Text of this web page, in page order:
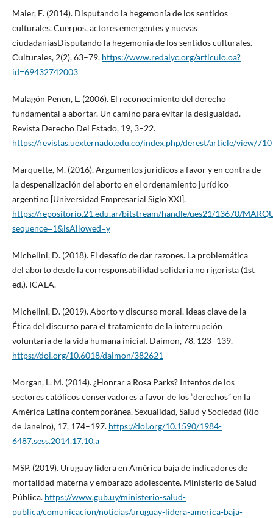
Maier, E. (2014). Disputando la hegemonía de los sentidos
culturales. Cuerpos, actores emergentes y nuevas
ciudadaníasDisputando la hegemonía de los sentidos culturales.
Culturales, 2(2), 63–79. https://www.redalyc.org/articulo.oa?
id=69432742003
Malagón Penen, L. (2006). El reconocimiento del derecho
fundamental a abortar. Un camino para evitar la desigualdad.
Revista Derecho Del Estado, 19, 3–22.
https://revistas.uexternado.edu.co/index.php/derest/article/view/710
Marquette, M. (2016). Argumentos jurídicos a favor y en contra de
la despenalización del aborto en el ordenamiento jurídico
argentino [Universidad Empresarial Siglo XXI].
https://repositorio.21.edu.ar/bitstream/handle/ues21/13670/
sequence=1&isAllowed=y
Michelini, D. (2018). El desafío de dar razones. La problemática
del aborto desde la corresponsabilidad solidaria no rigorista (1st
ed.). ICALA.
Michelini, D. (2019). Aborto y discurso moral. Ideas clave de la
Ética del discurso para el tratamiento de la interrupción
voluntaria de la vida humana inicial. Daímon, 78, 123–139.
https://doi.org/10.6018/daimon/382621
Morgan, L. M. (2014). ¿Honrar a Rosa Parks? Intentos de los
sectores católicos conservadores a favor de los “derechos” en la
América Latina contemporánea. Sexualidad, Salud y Sociedad (Rio
de Janeiro), 17, 174–197. https://doi.org/10.1590/1984-
6487.sess.2014.17.10.a
MSP. (2019). Uruguay lidera en América baja de indicadores de
mortalidad materna y embarazo adolescente. Ministerio de Salud
Pública. https://www.gub.uy/ministerio-salud-
publica/comunicacion/noticias/uruguay-lidera-america-baja-